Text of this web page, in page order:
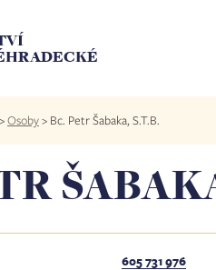
>Osoby> Bc. Petr Šabaka, S.T.B.
605 731 976